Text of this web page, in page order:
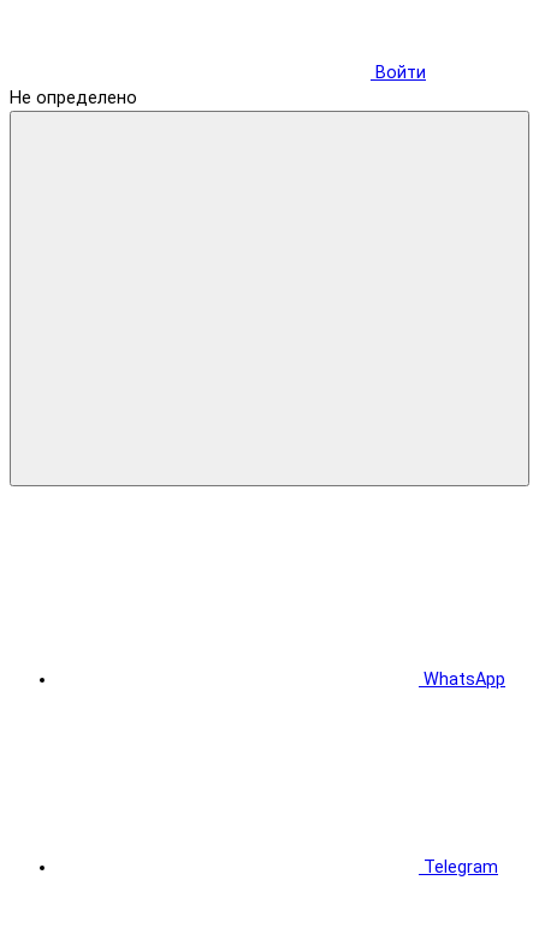
Войти
Не определено
WhatsApp
Telegram